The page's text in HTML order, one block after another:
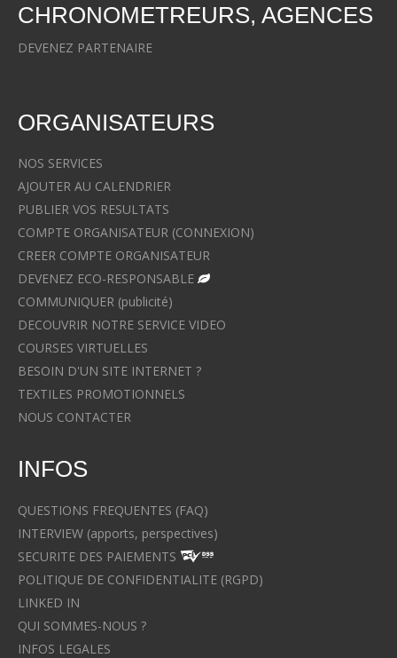
CHRONOMETREURS, AGENCES
DEVENEZ PARTENAIRE
ORGANISATEURS
NOS SERVICES
AJOUTER AU CALENDRIER
PUBLIER VOS RESULTATS
COMPTE ORGANISATEUR (CONNEXION)
CREER COMPTE ORGANISATEUR
DEVENEZ ECO-RESPONSABLE
COMMUNIQUER (publicité)
DECOUVRIR NOTRE SERVICE VIDEO
COURSES VIRTUELLES
BESOIN D'UN SITE INTERNET ?
TEXTILES PROMOTIONNELS
NOUS CONTACTER
INFOS
QUESTIONS FREQUENTES (FAQ)
INTERVIEW (apports, perspectives)
SECURITE DES PAIEMENTS
POLITIQUE DE CONFIDENTIALITE (RGPD)
LINKED IN
QUI SOMMES-NOUS ?
INFOS LEGALES